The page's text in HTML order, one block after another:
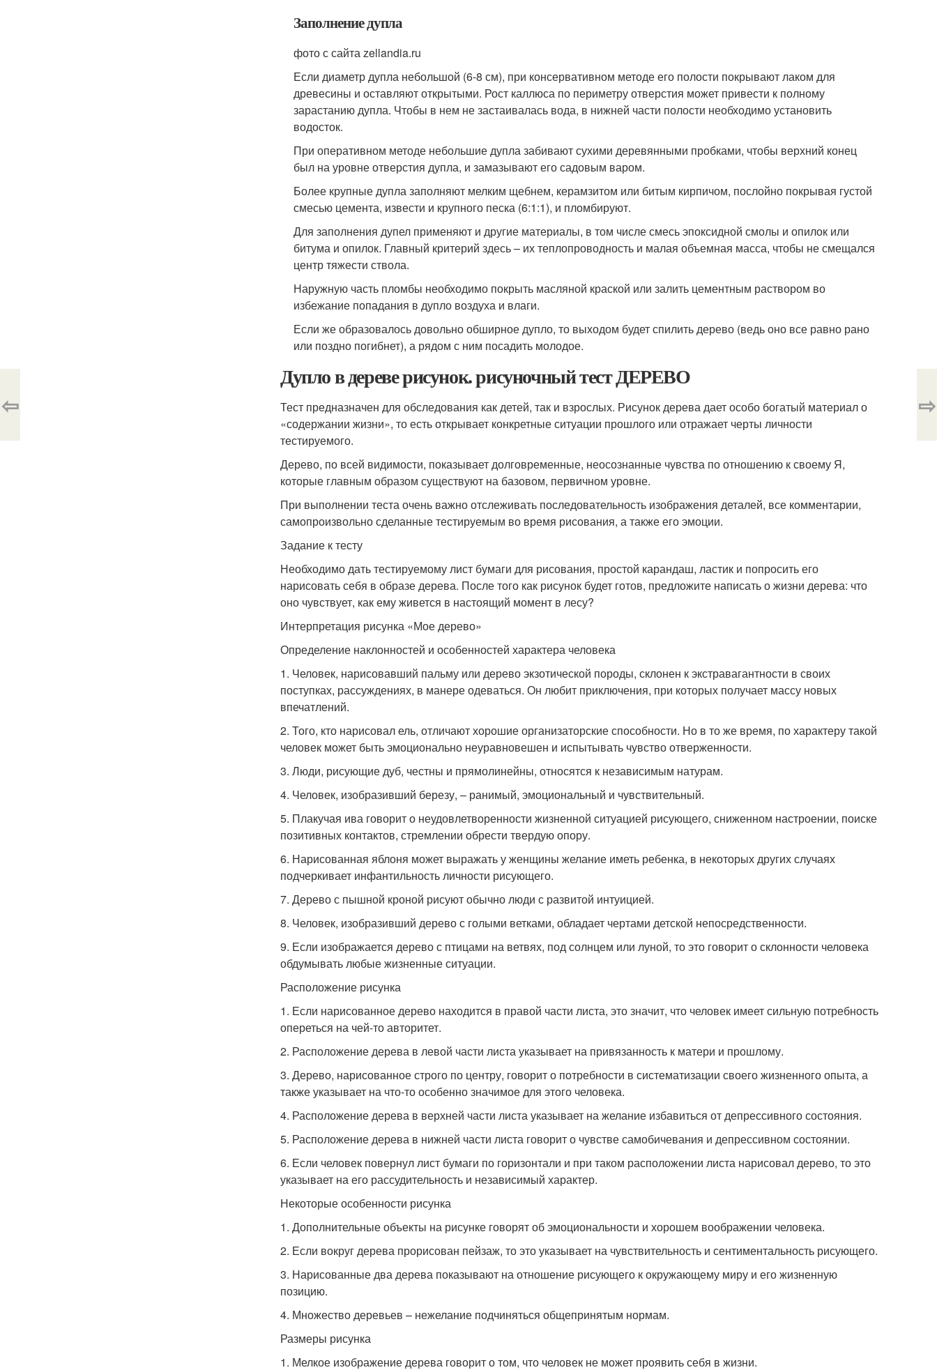
Заполнение дупла
фото с сайта zellandia.ru
Если диаметр дупла небольшой (6-8 см), при консервативном методе его полости покрывают лаком для
древесины и оставляют открытыми. Рост каллюса по периметру отверстия может привести к полному
зарастанию дупла. Чтобы в нем не застаивалась вода, в нижней части полости необходимо установить
водосток.
При оперативном методе небольшие дупла забивают сухими деревянными пробками, чтобы верхний конец
был на уровне отверстия дупла, и замазывают его садовым варом.
Более крупные дупла заполняют мелким щебнем, керамзитом или битым кирпичом, послойно покрывая густой
смесью цемента, извести и крупного песка (6:1:1), и пломбируют.
Для заполнения дупел применяют и другие материалы, в том числе смесь эпоксидной смолы и опилок или
битума и опилок. Главный критерий здесь – их теплопроводность и малая объемная масса, чтобы не смещался
центр тяжести ствола.
Наружную часть пломбы необходимо покрыть масляной краской или залить цементным раствором во
избежание попадания в дупло воздуха и влаги.
Если же образовалось довольно обширное дупло, то выходом будет спилить дерево (ведь оно все равно рано
или поздно погибнет), а рядом с ним посадить молодое.
Дупло в дереве рисунок. рисуночный тест ДЕРЕВО
Тест предназначен для обследования как детей, так и взрослых. Рисунок дерева дает особо богатый материал о
«содержании жизни», то есть открывает конкретные ситуации прошлого или отражает черты личности
тестируемого.
Дерево, по всей видимости, показывает долговременные, неосознанные чувства по отношению к своему Я,
которые главным образом существуют на базовом, первичном уровне.
При выполнении теста очень важно отслеживать последовательность изображения деталей, все комментарии,
самопроизвольно сделанные тестируемым во время рисования, а также его эмоции.
Задание к тесту
Необходимо дать тестируемому лист бумаги для рисования, простой карандаш, ластик и попросить его
нарисовать себя в образе дерева. После того как рисунок будет готов, предложите написать о жизни дерева: что
оно чувствует, как ему живется в настоящий момент в лесу?
Интерпретация рисунка «Мое дерево»
Определение наклонностей и особенностей характера человека
1. Человек, нарисовавший пальму или дерево экзотической породы, склонен к экстравагантности в своих
поступках, рассуждениях, в манере одеваться. Он любит приключения, при которых получает массу новых
впечатлений.
2. Того, кто нарисовал ель, отличают хорошие организаторские способности. Но в то же время, по характеру такой
человек может быть эмоционально неуравновешен и испытывать чувство отверженности.
3. Люди, рисующие дуб, честны и прямолинейны, относятся к независимым натурам.
4. Человек, изобразивший березу, – ранимый, эмоциональный и чувствительный.
5. Плакучая ива говорит о неудовлетворенности жизненной ситуацией рисующего, сниженном настроении, поиске
позитивных контактов, стремлении обрести твердую опору.
6. Нарисованная яблоня может выражать у женщины желание иметь ребенка, в некоторых других случаях
подчеркивает инфантильность личности рисующего.
7. Дерево с пышной кроной рисуют обычно люди с развитой интуицией.
8. Человек, изобразивший дерево с голыми ветками, обладает чертами детской непосредственности.
9. Если изображается дерево с птицами на ветвях, под солнцем или луной, то это говорит о склонности человека
обдумывать любые жизненные ситуации.
Расположение рисунка
1. Если нарисованное дерево находится в правой части листа, это значит, что человек имеет сильную потребность
опереться на чей-то авторитет.
2. Расположение дерева в левой части листа указывает на привязанность к матери и прошлому.
3. Дерево, нарисованное строго по центру, говорит о потребности в систематизации своего жизненного опыта, а
также указывает на что-то особенно значимое для этого человека.
4. Расположение дерева в верхней части листа указывает на желание избавиться от депрессивного состояния.
5. Расположение дерева в нижней части листа говорит о чувстве самобичевания и депрессивном состоянии.
6. Если человек повернул лист бумаги по горизонтали и при таком расположении листа нарисовал дерево, то это
указывает на его рассудительность и независимый характер.
Некоторые особенности рисунка
1. Дополнительные объекты на рисунке говорят об эмоциональности и хорошем воображении человека.
2. Если вокруг дерева прорисован пейзаж, то это указывает на чувствительность и сентиментальность рисующего.
3. Нарисованные два дерева показывают на отношение рисующего к окружающему миру и его жизненную
позицию.
4. Множество деревьев – нежелание подчиняться общепринятым нормам.
Размеры рисунка
1. Мелкое изображение дерева говорит о том, что человек не может проявить себя в жизни.
⇦ ⇨